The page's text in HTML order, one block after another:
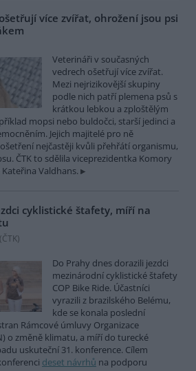
více zvířat, ohrožení jsou psi
Veterináři v současných
vedrech ošetřují více zvířat.
Mezi nejrizikovější skupiny
podle nich patří plemena psů s
krátkou lebkou a zploštělým
mopsi nebo buldočci, starší jedinci a
Jejich majitelé pro ně
nejčastěji kvůli přehřátí organismu,
ČTK to sdělila viceprezidentka Komory
Valdhans.
cyklistické štafety, míří na
ČTK)
Do Prahy dnes dorazili jezdci
mezinárodní cyklistické štafety
COP Bike Ride. Účastníci
vyrazili z brazilského Belému,
kde se konala poslední
Rámcové úmluvy Organizace
o změně klimatu, a míří do turecké
uskuteční 31. konference. Cílem
deset návrhů na podporu